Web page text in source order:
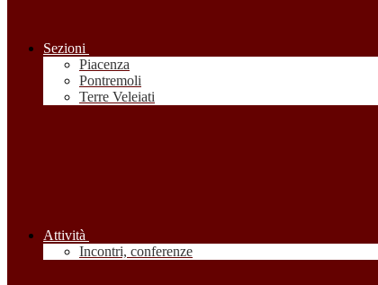
Sezioni
Piacenza
Pontremoli
Terre Veleiati
Attività
Incontri, conferenze